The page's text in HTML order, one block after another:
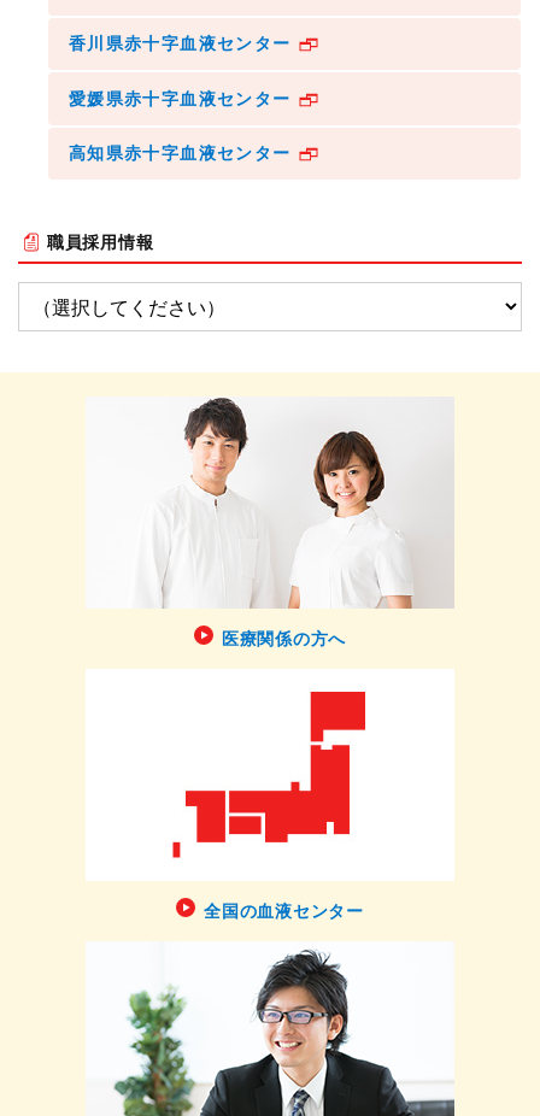
香川県赤十字血液センター
愛媛県赤十字血液センター
高知県赤十字血液センター
職員採用情報
医療関係の方へ
全国の血液センター